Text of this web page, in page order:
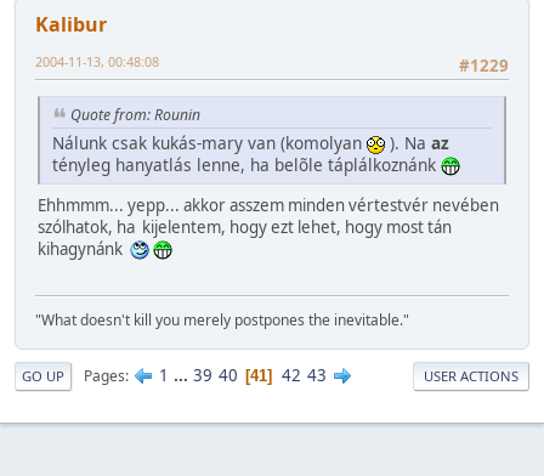
Kalibur
#1229
2004-11-13, 00:48:08
Quote from: Rounin
Nálunk csak kukás-mary van (komolyan ). Na az
tényleg hanyatlás lenne, ha belõle táplálkoznánk
Ehhmmm... yepp... akkor asszem minden vértestvér nevében
szólhatok, ha kijelentem, hogy ezt lehet, hogy most tán
kihagynánk
"What doesn't kill you merely postpones the inevitable."
GO UP Pages 1 ... 39 40 41 42 43 USER ACTIONS